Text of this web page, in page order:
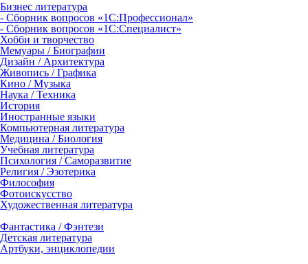
Бизнес литература
- Сборник вопросов «1С:Профессионал»
- Сборник вопросов «1С:Специалист»
Хобби и творчество
Мемуары / Биографии
Дизайн / Архитектура
Живопись / Графика
Кино / Музыка
Наука / Техника
История
Иностранные языки
Компьютерная литература
Медицина / Биология
Учебная литература
Психология / Саморазвитие
Религия / Эзотерика
Философия
Фотоискусство
Художественная литература
Фантастика / Фэнтези
Детская литература
Артбуки, энциклопедии